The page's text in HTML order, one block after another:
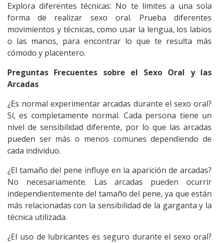
Explora diferentes técnicas: No te limites a una sola
forma de realizar sexo oral. Prueba diferentes
movimientos y técnicas, como usar la lengua, los labios
o las manos, para encontrar lo que te resulta más
cómodo y placentero.
Preguntas Frecuentes sobre el Sexo Oral y las
Arcadas
¿Es normal experimentar arcadas durante el sexo oral?
Sí, es completamente normal. Cada persona tiene un
nivel de sensibilidad diferente, por lo que las arcadas
pueden ser más o menos comunes dependiendo de
cada individuo.
¿El tamaño del pene influye en la aparición de arcadas?
No necesariamente. Las arcadas pueden ocurrir
independientemente del tamaño del pene, ya que están
más relacionadas con la sensibilidad de la garganta y la
técnica utilizada.
¿El uso de lubricantes es seguro durante elsexo oral?